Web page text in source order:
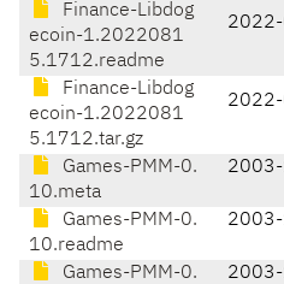
Finance-Libdog
ecoin-1.2022081
5.1712.readme
Finance-Libdog
ecoin-1.2022081
5.1712.tar.gz
Games-PMM-0.
10.meta
Games-PMM-0.
10.readme
Games-PMM-0.